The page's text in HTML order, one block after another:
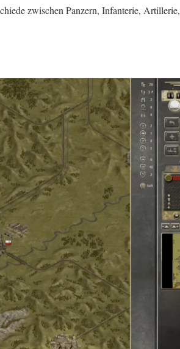
zwischen Panzern, Infanterie, Artillerie,